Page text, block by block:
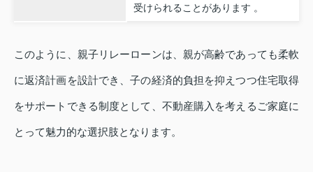
受けられることがあります 。
このように、親子リレーローンは、親が高齢であっても柔軟
に返済計画を設計でき、子の経済的負担を抑えつつ住宅取得
をサポートできる制度として、不動産購入を考えるご家庭に
とって魅力的な選択肢となります。